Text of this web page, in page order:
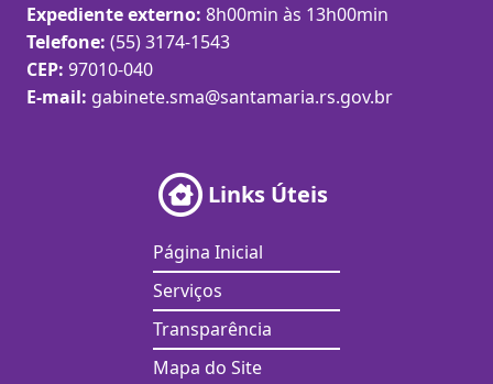
Expediente externo: 8h00min às 13h00min
Telefone: (55) 3174-1543
CEP: 97010-040
E-mail: gabinete.sma@santamaria.rs.gov.br
Links Úteis
Página Inicial
Serviços
Transparência
Mapa do Site